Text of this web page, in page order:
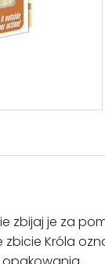
zbijaj je za
Króla